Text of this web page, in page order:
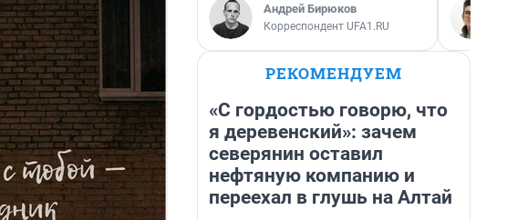
Андрей Бирюков
Корреспондент UFA1.RU
РЕКОМЕНДУЕМ
«С гордостью говорю, что
я деревенский»: зачем
северянин оставил
нефтяную компанию и
переехал в глушь на Алтай